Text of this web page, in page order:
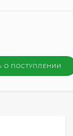
О ПОСТУПЛЕНИИ